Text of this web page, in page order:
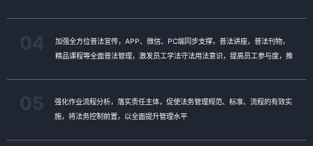
加强全方位普法宣传，APP、微信、PC端同步支撑，普法讲座，普法刊物，
精品课程等全面普法管理，激发员工学法守法用法意识，提高员工参与度，推
强化作业流程分析，落实责任主体，促使法务管理规范、标准、流程的有效实
施，将法务控制前置，以全面提升管理水平